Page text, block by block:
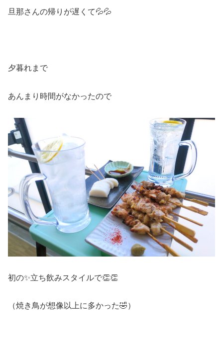
旦那さんの帰りが遅くて💦💦
夕暮れまで
あんまり時間がなかったので
初の✨立ち飲みスタイルで👏👏
（焼き鳥が想像以上に多かった🤣）